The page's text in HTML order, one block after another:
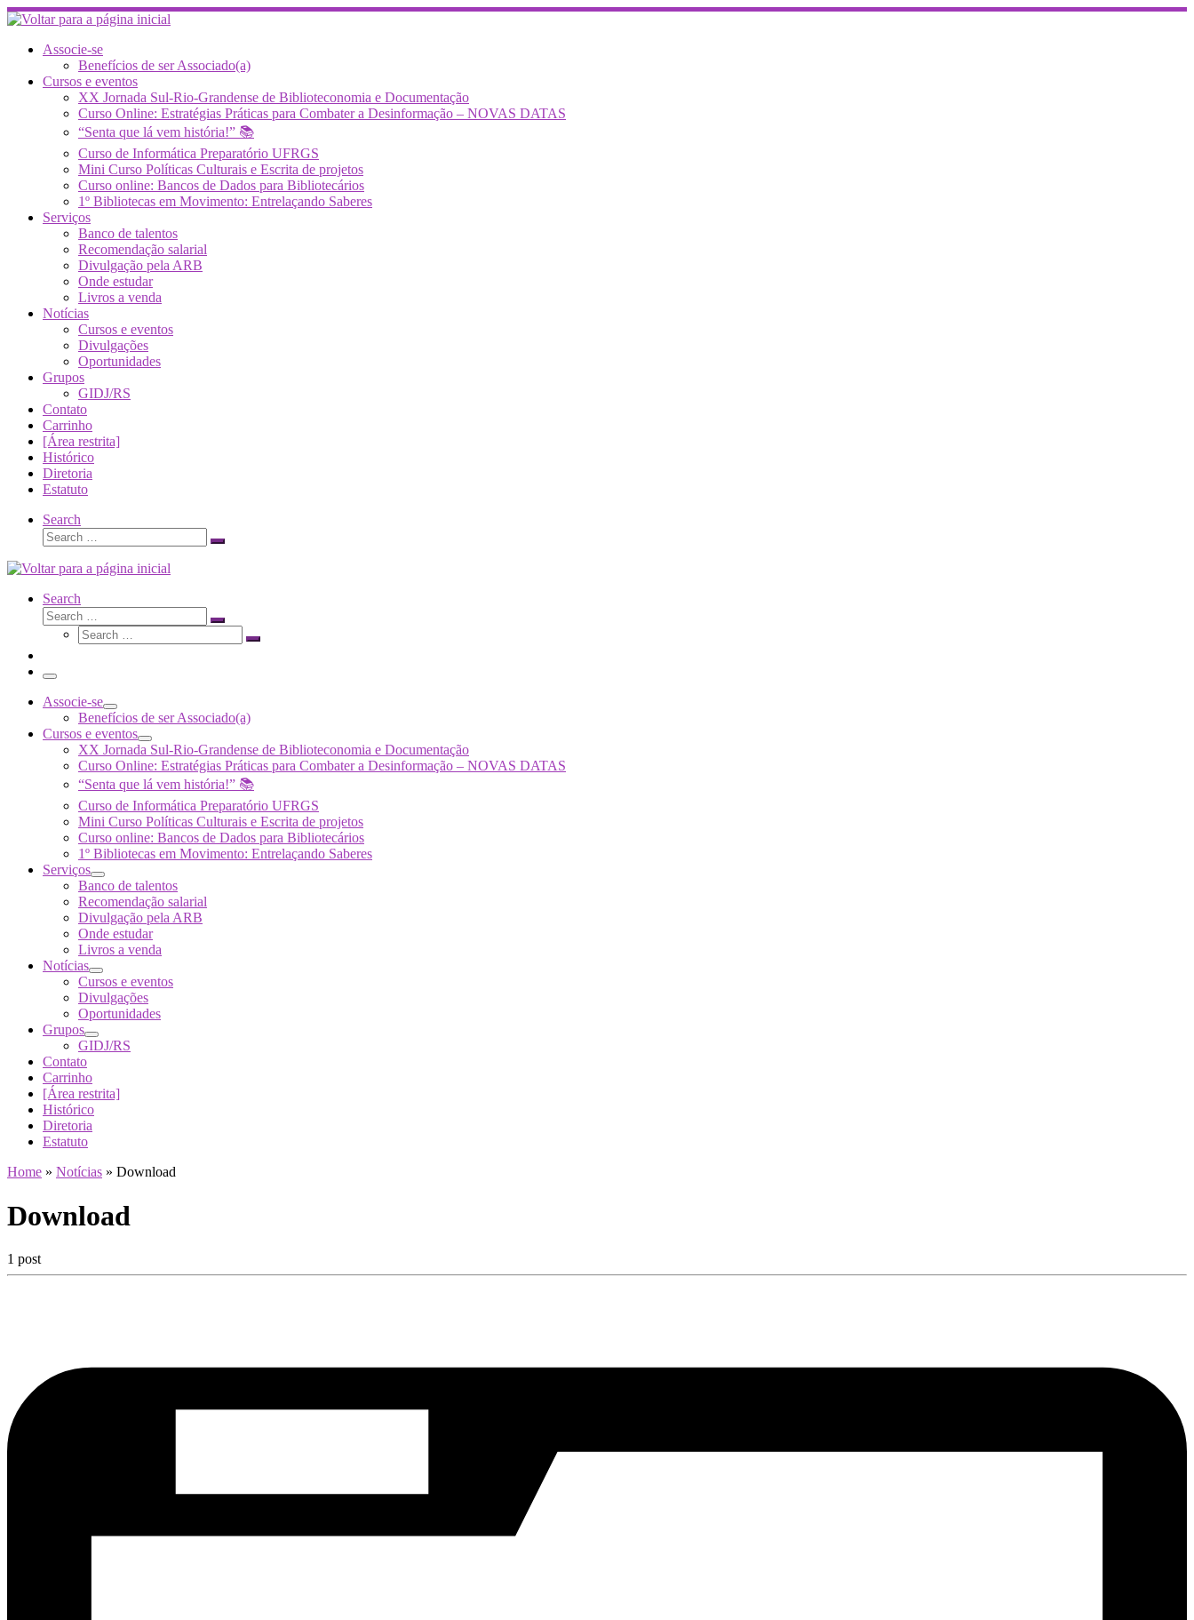
Skip
to
contentAssocie-se
Benefícios de ser Associado(a)
Cursos e eventos
XX Jornada Sul-Rio-Grandense de Biblioteconomia e Documentação
Curso Online: Estratégias Práticas para Combater a Desinformação – NOVAS DATAS
“Senta que lá vem história!” 📚
Curso de Informática Preparatório UFRGS
Mini Curso Políticas Culturais e Escrita de projetos
Curso online: Bancos de Dados para Bibliotecários
1º Bibliotecas em Movimento: Entrelaçando Saberes
Serviços
Banco de talentos
Recomendação salarial
Divulgação pela ARB
Onde estudar
Livros a venda
Notícias
Cursos e eventos
Divulgações
Oportunidades
Grupos
GIDJ/RS
Contato
Carrinho
[Área restrita]
Histórico
Diretoria
Estatuto
Search
Search
Search
Search
Search
Search
Search
Search
Menu
Associe-se
Benefícios de ser Associado(a)
Cursos e eventos
XX Jornada Sul-Rio-Grandense de Biblioteconomia e Documentação
Curso Online: Estratégias Práticas para Combater a Desinformação – NOVAS DATAS
“Senta que lá vem história!” 📚
Curso de Informática Preparatório UFRGS
Mini Curso Políticas Culturais e Escrita de projetos
Curso online: Bancos de Dados para Bibliotecários
1º Bibliotecas em Movimento: Entrelaçando Saberes
Serviços
Banco de talentos
Recomendação salarial
Divulgação pela ARB
Onde estudar
Livros a venda
Notícias
Cursos e eventos
Divulgações
Oportunidades
Grupos
GIDJ/RS
Contato
Carrinho
[Área restrita]
Histórico
Diretoria
Estatuto
Home » Notícias » Download
Download
1 post